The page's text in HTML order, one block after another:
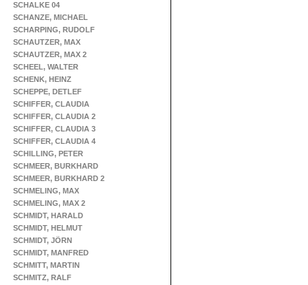
SCHALKE 04
SCHANZE, MICHAEL
SCHARPING, RUDOLF
SCHAUTZER, MAX
SCHAUTZER, MAX 2
SCHEEL, WALTER
SCHENK, HEINZ
SCHEPPE, DETLEF
SCHIFFER, CLAUDIA
SCHIFFER, CLAUDIA 2
SCHIFFER, CLAUDIA 3
SCHIFFER, CLAUDIA 4
SCHILLING, PETER
SCHMEER, BURKHARD
SCHMEER, BURKHARD 2
SCHMELING, MAX
SCHMELING, MAX 2
SCHMIDT, HARALD
SCHMIDT, HELMUT
SCHMIDT, JÖRN
SCHMIDT, MANFRED
SCHMITT, MARTIN
SCHMITZ, RALF